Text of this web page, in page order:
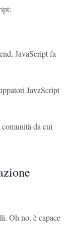
JavaScript fa
JavaScript
da cui
Oh no, è capace